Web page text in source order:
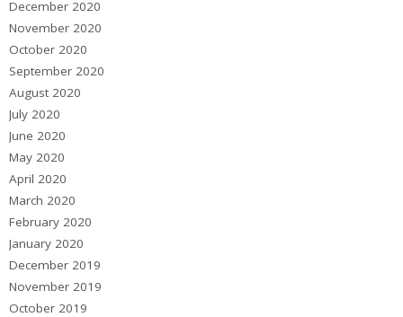
December 2020
November 2020
October 2020
September 2020
August 2020
July 2020
June 2020
May 2020
April 2020
March 2020
February 2020
January 2020
December 2019
November 2019
October 2019